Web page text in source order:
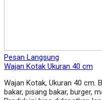
Pesan Langsung
Wajan Kotak Ukuran 40 cm
Wajan Kotak, Ukuran 40 cm.
bakar, pisang bakar, burger,